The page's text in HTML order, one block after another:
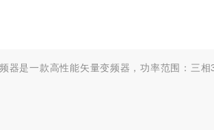
器是一款高性能矢量变频器，功率范围：三相